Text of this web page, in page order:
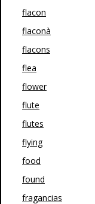
flacon
flaconà
flacons
flea
flower
flute
flutes
flying
food
found
fragancias